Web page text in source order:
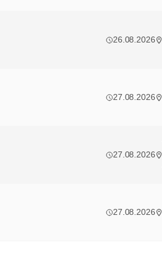
26.08.2026
27.08.2026
27.08.2026
27.08.2026